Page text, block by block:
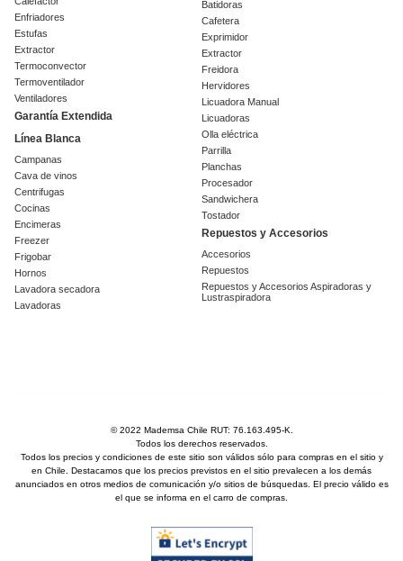
Enfriadores
Estufas
Extractor
Termoconvector
Termoventilador
Ventiladores
Garantía Extendida
Línea Blanca
Campanas
Cava de vinos
Centrifugas
Cocinas
Encimeras
Freezer
Frigobar
Hornos
Lavadora secadora
Lavadoras
Batidoras
Cafetera
Exprimidor
Extractor
Freidora
Hervidores
Licuadora Manual
Licuadoras
Olla eléctrica
Parrilla
Planchas
Procesador
Sandwichera
Tostador
Repuestos y Accesorios
Accesorios
Repuestos
Repuestos y Accesorios Aspiradoras y
Lustraspiradora
© 2022 Mademsa Chile RUT: 76.163.495-K.
Todos los derechos reservados.
Todos los precios y condiciones de este sitio son válidos sólo para compras en el sitio y
en Chile. Destacamos que los precios previstos en el sitio prevalecen a los demás
anunciados en otros medios de comunicación y/o sitios de búsquedas. El precio válido es
el que se informa en el carro de compras.